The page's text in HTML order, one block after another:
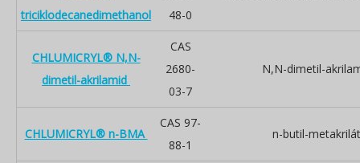
triciklodecanedimethanol
48-0
CHLUMICRYL® N,N-
dimetil-akrilamid
CAS
2680-
03-7
N,N-dimetil-
CHLUMICRYL® n-BMA
CAS 97-
88-1
n-butil-metakrilát